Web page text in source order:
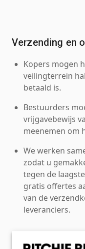
Verzending en
Kopers mogen
veilingterrein
betaald is.
Bestuurders
vrijgavebewijs
meenemen om
We werken
zodat u
tegen de
gratis offertes
van de
leveranciers.